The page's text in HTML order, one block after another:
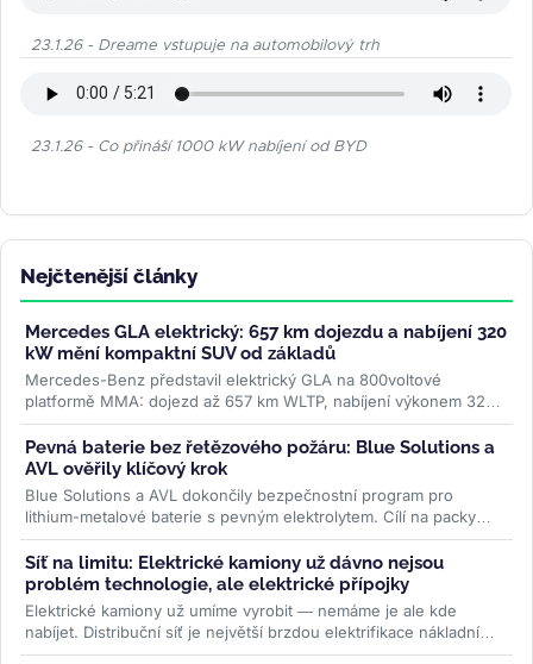
23.1.26 - Dreame vstupuje na automobilový trh
23.1.26 - Co přináší 1000 kW nabíjení od BYD
Nejčtenější články
Mercedes GLA elektrický: 657 km dojezdu a nabíjení 320
kW mění kompaktní SUV od základů
Mercedes-Benz představil elektrický GLA na 800voltové
platformě MMA: dojezd až 657 km WLTP, nabíjení výkonem 320
kW a plnění na 80 % za 22...>>
Pevná baterie bez řetězového požáru: Blue Solutions a
AVL ověřily klíčový krok
Blue Solutions a AVL dokončily bezpečnostní program pro
lithium-metalové baterie s pevným elektrolytem. Cílí na packy
bez šíření tepelné...>>
Síť na limitu: Elektrické kamiony už dávno nejsou
problém technologie, ale elektrické přípojky
Elektrické kamiony už umíme vyrobit — nemáme je ale kde
nabíjet. Distribuční síť je největší brzdou elektrifikace nákladní
dopravy....>>